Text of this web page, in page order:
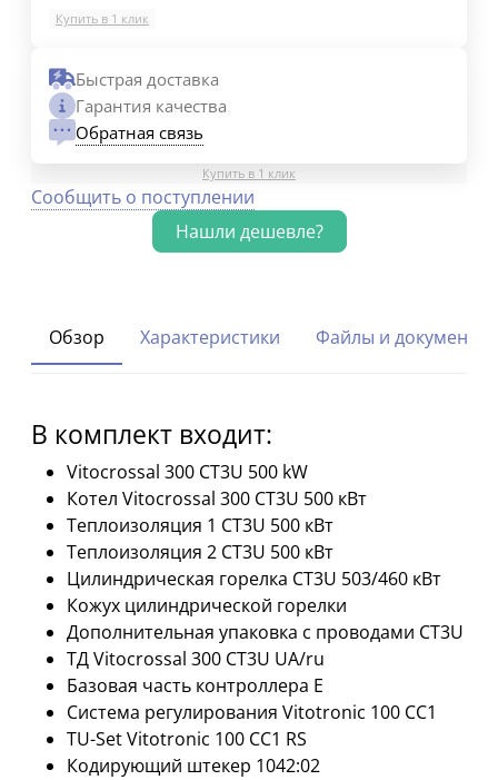
Купить в 1 клик
Быстрая доставка
Гарантия качества
Обратная связь
Купить в 1 клик
Сообщить о поступлении
Обзор Характеристики Файлы и документы
В комплект входит:
Vitocrossal 300 CT3U 500 kW
Котел Vitocrossal 300 CT3U 500 кВт
Теплоизоляция 1 CT3U 500 кВт
Теплоизоляция 2 CT3U 500 кВт
Цилиндрическая горелка CT3U 503/460 кВт
Кожух цилиндрической горелки
Дополнительная упаковка с проводами CT3U
ТД Vitocrossal 300 CT3U UA/ru
Базовая часть контроллера Е
Система регулирования Vitotronic 100 CC1
TU-Set Vitotronic 100 CC1 RS
Кодирующий штекер 1042:02